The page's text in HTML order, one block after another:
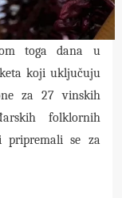
toga dana u
koji uključuju
za 27 vinskih
folklornih
se za